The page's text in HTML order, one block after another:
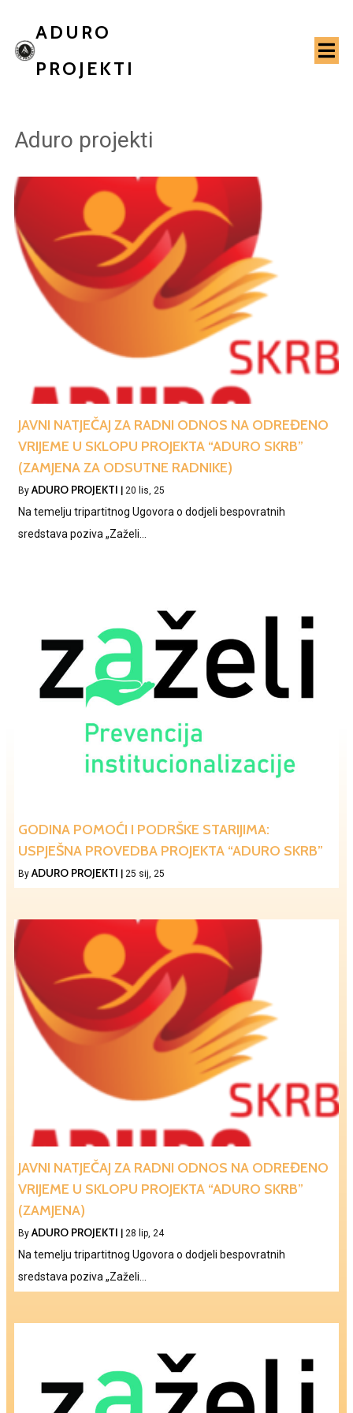
ADURO
PROJEKTI
Aduro projekti
JAVNI NATJEČAJ ZA RADNI ODNOS NA ODREĐENO
VRIJEME U SKLOPU PROJEKTA “ADURO SKRB”
(ZAMJENA ZA ODSUTNE RADNIKE)
By ADURO PROJEKTI 20 lis, 25
Na temelju tripartitnog Ugovora o dodjeli bespovratnih
sredstava poziva „Zaželi…
GODINA POMOĆI I PODRŠKE STARIJIMA:
USPJEŠNA PROVEDBA PROJEKTA “ADURO SKRB”
By ADURO PROJEKTI | 25 sij, 25
JAVNI NATJEČAJ ZA RADNI ODNOS NA ODREĐENO
VRIJEME U SKLOPU PROJEKTA “ADURO SKRB”
(ZAMJENA)
By ADURO PROJEKTI 28 lip, 24
Na temelju tripartitnog Ugovora o dodjeli bespovratnih
sredstava poziva „Zaželi…